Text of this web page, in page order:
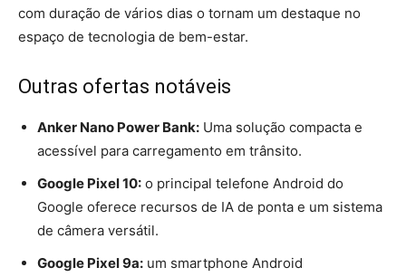
com duração de vários dias o tornam um destaque no
espaço de tecnologia de bem-estar.
Outras ofertas notáveis
Anker Nano Power Bank: Uma solução compacta e
acessível para carregamento em trânsito.
Google Pixel 10: o principal telefone Android do
Google oferece recursos de IA de ponta e um sistema
de câmera versátil.
Google Pixel 9a: um smartphone Android